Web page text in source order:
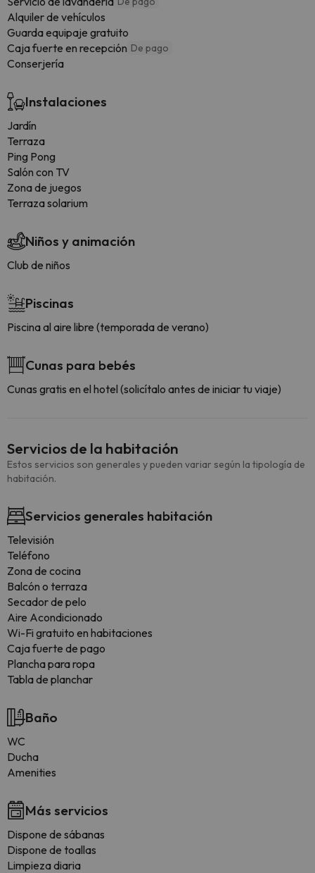
Alquiler de vehículos
Guarda equipaje gratuito
Caja fuerte en recepción De pago
Conserjería
Instalaciones
Jardín
Terraza
Ping Pong
Salón con TV
Zona de juegos
Terraza solarium
Niños y animación
Club de niños
Piscinas
Piscina al aire libre (temporada de verano)
Cunas para bebés
Cunas gratis en el hotel (solicítalo antes de iniciar tu viaje)
Servicios de la habitación
Estos servicios son generales y pueden variar según la tipología de
habitación.
Servicios generales habitación
Televisión
Teléfono
Zona de cocina
Balcón o terraza
Secador de pelo
Aire Acondicionado
Wi-Fi gratuito en habitaciones
Caja fuerte de pago
Plancha para ropa
Tabla de planchar
Baño
WC
Ducha
Amenities
Más servicios
Dispone de sábanas
Dispone de toallas
Limpieza diaria